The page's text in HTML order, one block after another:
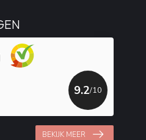
9.2/10
BEKIJK MEER